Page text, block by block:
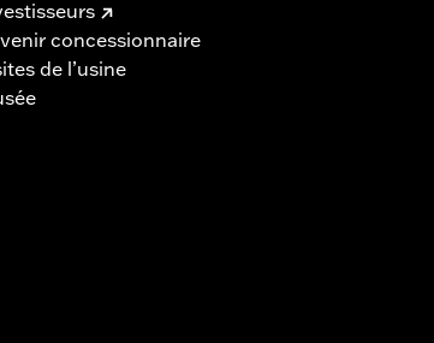
concessionnaire
de l’usine